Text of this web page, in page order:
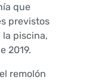
que
previstos
piscina,
2019.
remolón